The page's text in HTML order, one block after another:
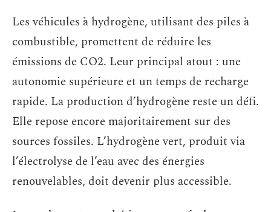
Les véhicules à hydrogène, utilisant des piles à
combustible, promettent de réduire les
émissions de CO2. Leur principal atout : une
autonomie supérieure et un temps de recharge
rapide. La production d’hydrogène reste un défi.
Elle repose encore majoritairement sur des
sources fossiles. L’hydrogène vert, produit via
l’électrolyse de l’eau avec des énergies
renouvelables, doit devenir plus accessible.